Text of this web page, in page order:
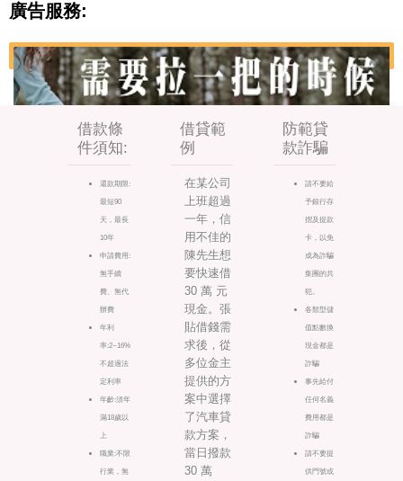
廣告服務:
借款條
件須知:
還款期限:
最短90
天，最長
10年
申請費用:
無手續
費、無代
辦費
年利
率:2~16%
不超過法
定利率
年齡:須年
滿18歲以
上
職業:不限
行業，無
借貸範
例
在某公司
上班超過
一年，信
用不佳的
陳先生想
要快速借
30 萬 元
現金。張
貼借錢需
求後，從
多位金主
提供的方
案中選擇
了汽車貸
款方案，
當日撥款
30 萬
防範貸
款詐騙
請不要給
予銀行存
摺及提款
卡，以免
成為詐騙
集團的共
犯。
各類型儲
值點數換
現金都是
詐騙
事先給付
任何名義
費用都是
詐騙
請不要提
供門號或